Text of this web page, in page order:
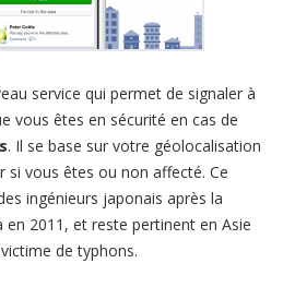
service qui permet de signaler à
vous êtes en sécurité en cas de
. Il se base sur votre géolocalisation
si vous êtes ou non affecté. Ce
ingénieurs japonais après la
2011, et reste pertinent en Asie
de typhons.